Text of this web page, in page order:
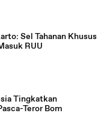
Sel Tahanan Khusus
RUU
Tingkatkan
Teror Bom